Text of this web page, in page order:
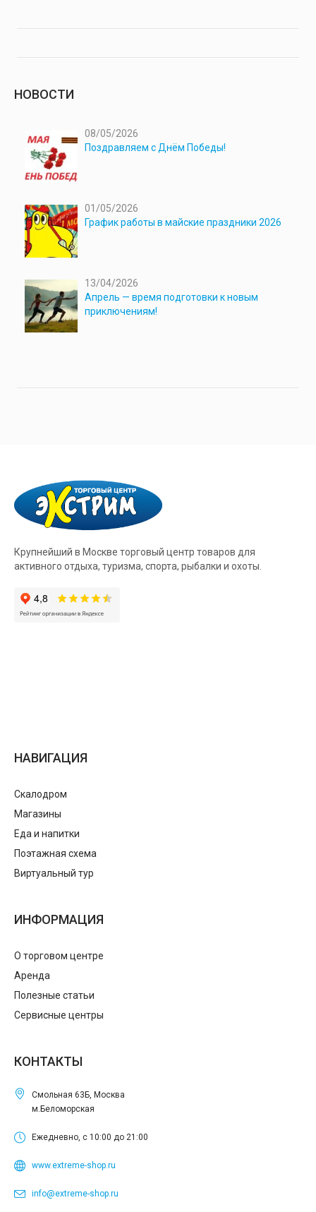
НОВОСТИ
08/05/2026
Поздравляем с Днём Победы!
01/05/2026
График работы в майские праздники 2026
13/04/2026
Апрель — время подготовки к новым
приключениям!
Крупнейший в Москве торговый центр товаров для
активного отдыха, туризма, спорта, рыбалки и охоты.
НАВИГАЦИЯ
Скалодром
Магазины
Еда и напитки
Поэтажная схема
Виртуальный тур
ИНФОРМАЦИЯ
О торговом центре
Аренда
Полезные статьи
Сервисные центры
КОНТАКТЫ
Смольная 63Б, Москва
м.Беломорская
Ежедневно, с 10:00 до 21:00
www.extreme-shop.ru
info@extreme-shop.ru